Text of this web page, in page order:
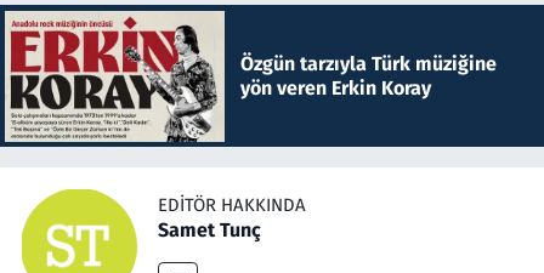
Özgün tarzıyla Türk müziğine
yön veren Erkin Koray
EDITÖR HAKKINDA
Samet Tunç